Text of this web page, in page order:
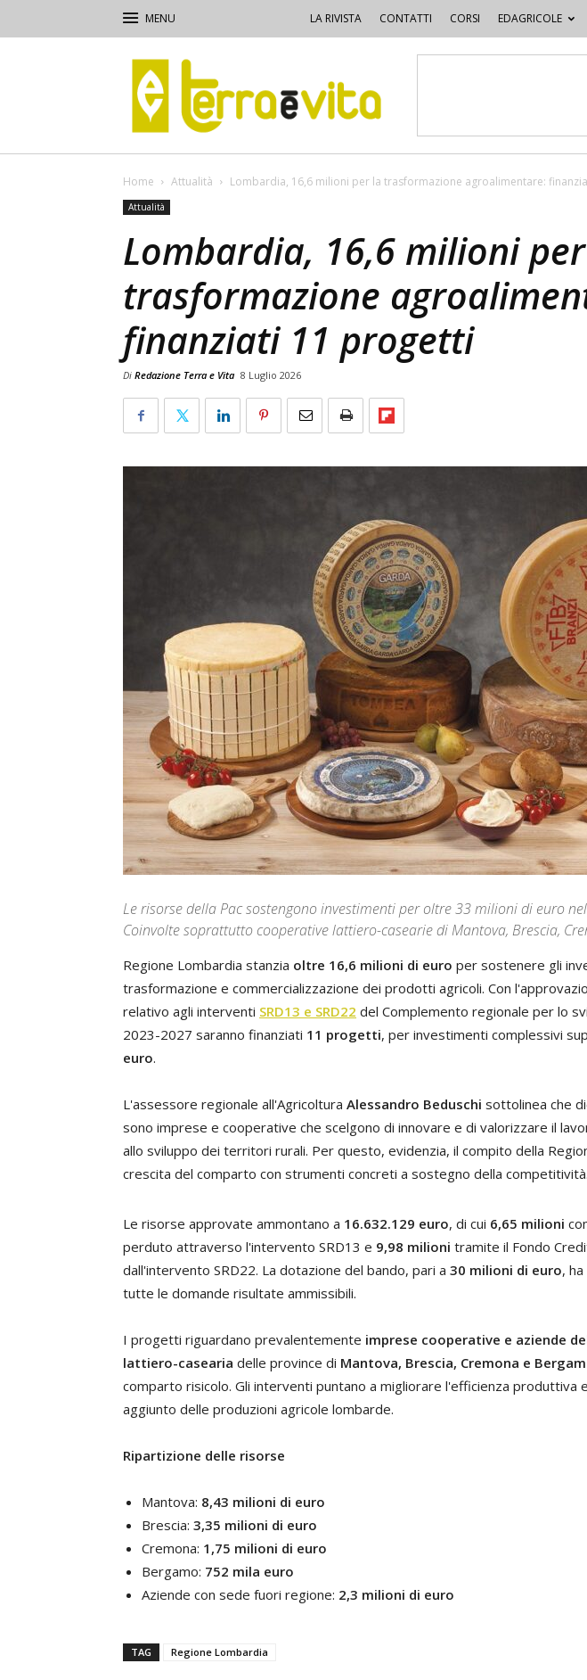
LA RIVISTA CONTATTI CORSI EDAGRICOLE
Terra
e
Vita
Home Attualità Lombardia, 16,6 milioni per la trasformazione agroalimentare:
Attualità
Lombardia, 16,6 milioni
trasformazione
finanziati 11 progetti
Di Redazione Terra e Vita 8 Luglio 2026
Le risorse della Pac sostengono investimenti per oltre 33 milioni di euro
Coinvolte soprattutto cooperative lattiero-casearie di Mantova, Brescia,
Regione Lombardia stanzia oltre 16,6 milioni di euro per sostenere gli
trasformazione e commercializzazione dei prodotti agricoli. Con
relativo agli interventi SRD13 e SRD22 del Complemento regionale per lo
2023-2027 saranno finanziati 11 progetti, per investimenti complessivi
euro.
L'assessore regionale all'Agricoltura Alessandro Beduschi sottolinea che
sono imprese e cooperative che scelgono di innovare e di valorizzare il
allo sviluppo dei territori rurali. Per questo, evidenzia, il compito della
crescita del comparto con strumenti concreti a sostegno della competitività.
Le risorse approvate ammontano a 16.632.129 euro, di cui 6,65 milioni
perduto attraverso l'intervento SRD13 e 9,98 milioni tramite il Fondo
dall'intervento SRD22. La dotazione del bando, pari a 30 milioni di euro,
tutte le domande risultate ammissibili.
I progetti riguardano prevalentemente imprese cooperative e aziende
lattiero-casearia delle province di Mantova, Brescia, Cremona e
comparto risicolo. Gli interventi puntano a migliorare l'efficienza produttiva
aggiunto delle produzioni agricole lombarde.
Ripartizione delle risorse
Mantova: 8,43 milioni di euro
Brescia: 3,35 milioni di euro
Cremona: 1,75 milioni di euro
Bergamo: 752 mila euro
Aziende con sede fuori regione: 2,3 milioni di euro
TAG Regione Lombardia